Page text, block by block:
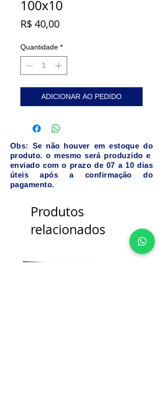
100x10
R$ 40,00Preço
Quantidade *
ADICIONAR AO PEDIDO
Obs: Se não houver em estoque do
produto. o mesmo será produzido e
enviado com o prazo de 07 a 10 dias
úteis após a confirmação do
pagamento.
Produtos
relacionados